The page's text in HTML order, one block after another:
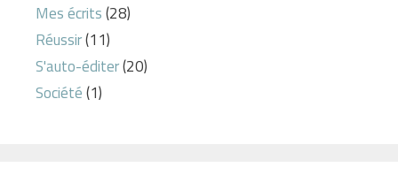
Mes écrits(28)
Réussir(11)
S'auto-éditer(20)
Société(1)